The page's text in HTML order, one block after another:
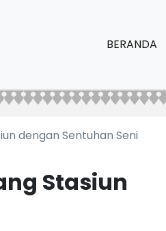
BERANDA
dengan Sentuhan Seni
Stasiun